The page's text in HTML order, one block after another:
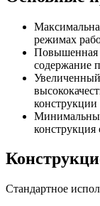
режимах
Повышенная
содержание
конструкции
конструкция
Стандартное